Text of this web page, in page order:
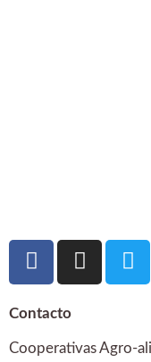
Contacto
Cooperativas Agro-